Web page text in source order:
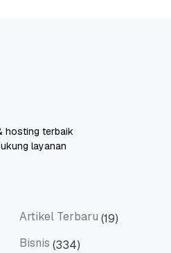
hosting terbaik
layanan
Artikel Terbaru (19)
Bisnis (334)